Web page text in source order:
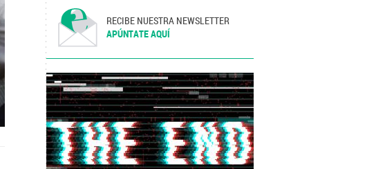
RECIBE NUESTRA NEWSLETTER
APÚNTATE AQUÍ